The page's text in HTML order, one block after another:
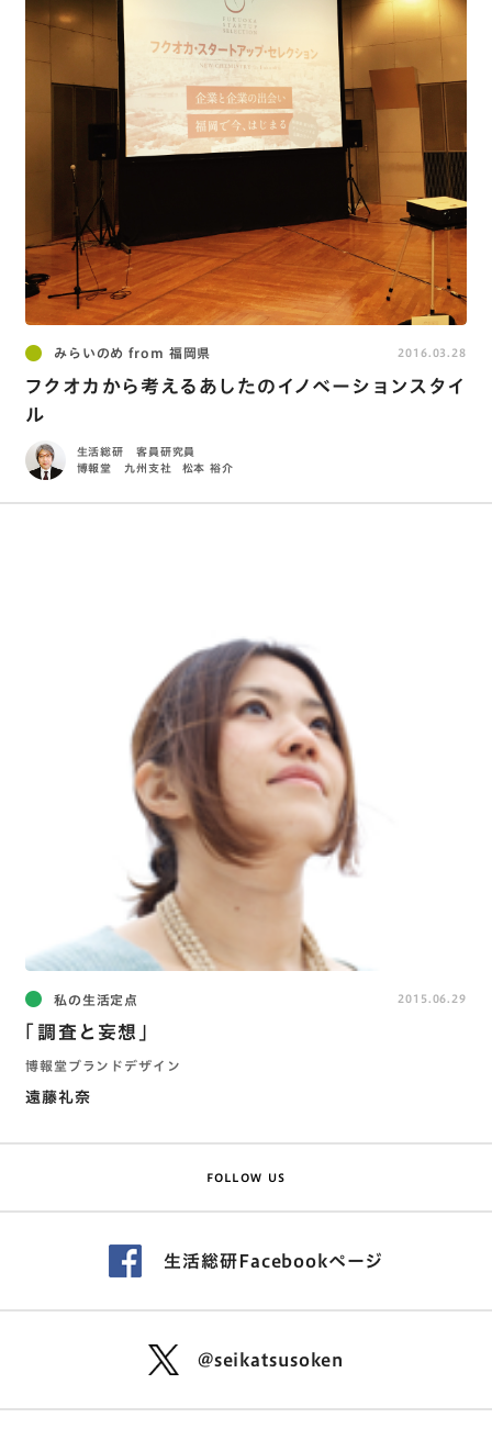
みらいのめ from 福岡県
フクオカから考えるあしたのイノベーションスタイ
ル
生活総研 客員研究員
博報堂 九州支社
松本 裕介
2016.03.28
私の生活定点
「調査と妄想」
博報堂ブランドデザイン
遠藤礼奈
2015.06.29
FOLLOW US
生活総研Facebookページ
@seikatsusoken